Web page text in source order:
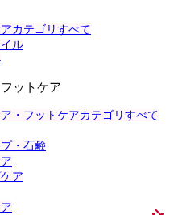
カテゴリすべて
ル
ットケア
・フットケアカテゴリすべて
・石鹸
ア